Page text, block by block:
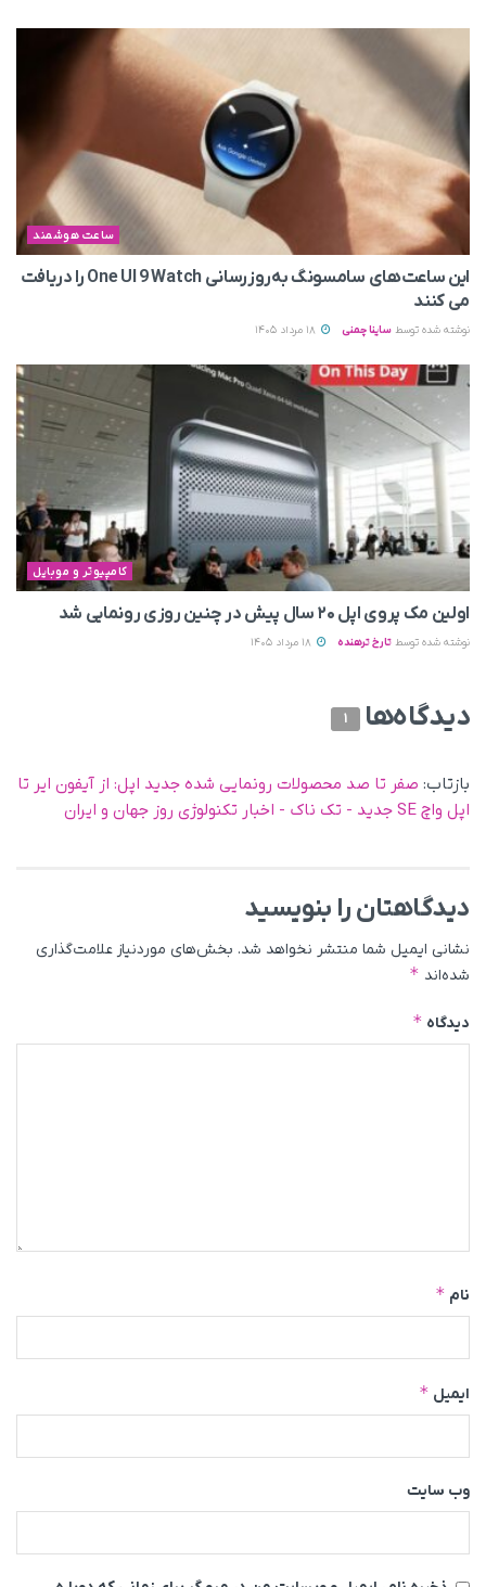
ساعت هوشمند
این ساعت‌های سامسونگ به‌روزرسانی One UI 9 Watch را دریافت
می کنند
نوشته شده توسط ساینا چمنی
کامپیوتر و موبایل
اولین مک پروی اپل ۲۰ سال پیش در چنین روزی رونمایی شد
نوشته شده توسط تارخ ترهنده
دیدگاه‌ها 1
بازتاب: صفر تا صد محصولات رونمایی شده جدید اپل: از آیفون ایر تا
اپل واچ SE جدید - تک ناک - اخبار تکنولوژی روز جهان و ایران
دیدگاهتان را بنویسید
نشانی ایمیل شما منتشر نخواهد شد. بخش‌های موردنیاز علامت‌گذاری
شده‌اند *
دیدگاه *
نام *
ایمیل *
وب‌ سایت